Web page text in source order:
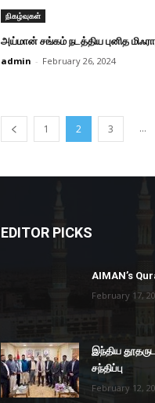
நிகழ்வுகள்
அய்மான் சங்கம் நடத்திய புனித
admin - February 26, 2024
1 2 3 ...
EDITOR PICKS
AIMAN’s
February 17,
இந்திய
சந்திப்பு
February 12,